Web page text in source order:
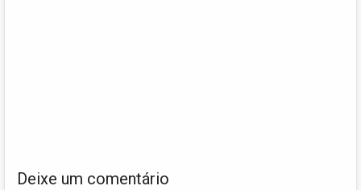
Deixe um comentário